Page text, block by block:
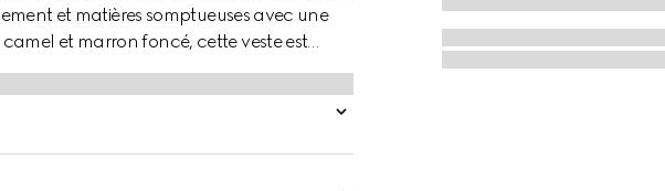
et matières somptueuses avec une
et marron foncé, cette veste est
maille.